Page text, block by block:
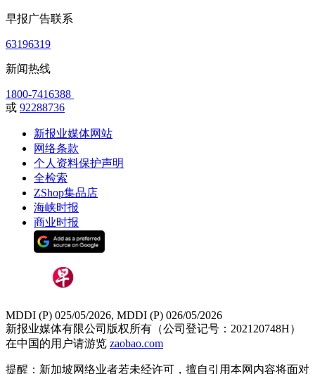
早报广告联系
63196319
新闻热线
1800-7416388
或 92288736
新报业媒体网站
网络条款
个人资料保护声明
全检索
ZShop集品店
海峡时报
商业时报
MDDI (P) 025/05/2026, MDDI (P) 026/05/2026
新报业媒体有限公司版权所有（公司登记号：202120748H）
在中国的用户请游览 zaobao.com
提醒：新加坡网络业者若未经许可，擅自引用本网内容将面对